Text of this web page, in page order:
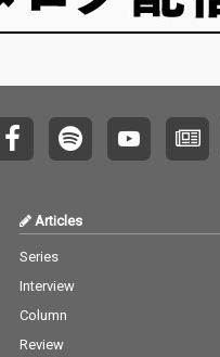
Articles
Series
Interview
Column
Review